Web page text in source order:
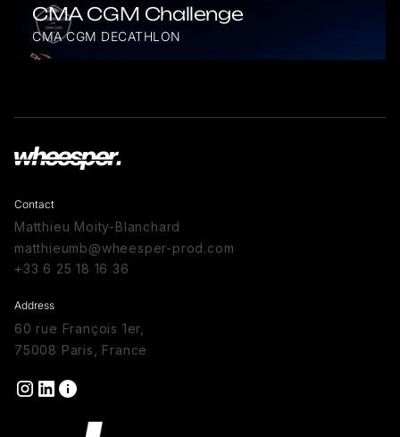
CMA CGM Challenge
CMA CGM DECATHLON
Contact
Matthieu Moity-Blanchard
matthieumb@wheesper-prod.com
+33 6 25 18 16 36
Address
60 rue François 1er,
75008 Paris, France